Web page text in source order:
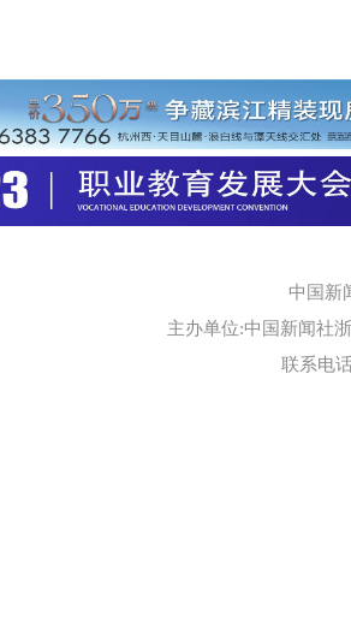
中国新
主办单位:中国新闻社
联系电